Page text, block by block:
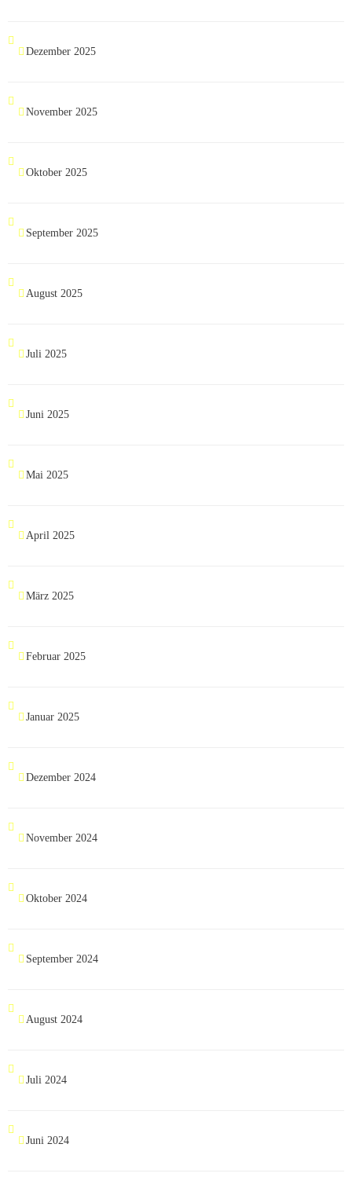
Dezember 2025
November 2025
Oktober 2025
September 2025
August 2025
Juli 2025
Juni 2025
Mai 2025
April 2025
März 2025
Februar 2025
Januar 2025
Dezember 2024
November 2024
Oktober 2024
September 2024
August 2024
Juli 2024
Juni 2024